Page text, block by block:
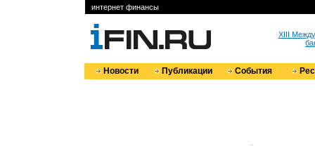
интернет финансы
XIII
Новости Публикации События